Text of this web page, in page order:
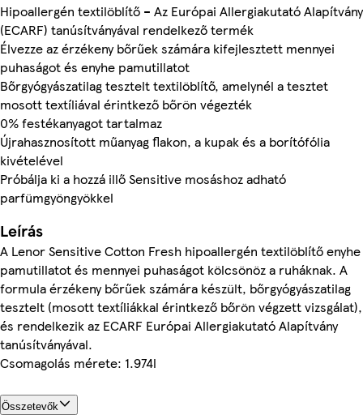
Hipoallergén textilöblítő – Az Európai Allergiakutató Alapítvány
(ECARF) tanúsítványával rendelkező termék
Élvezze az érzékeny bőrűek számára kifejlesztett mennyei
puhaságot és enyhe pamutillatot
Bőrgyógyászatilag tesztelt textilöblítő, amelynél a tesztet
mosott textíliával érintkező bőrön végezték
0% festékanyagot tartalmaz
Újrahasznosított műanyag flakon, a kupak és a borítófólia
kivételével
Próbálja ki a hozzá illő Sensitive mosáshoz adható
parfümgyöngyökkel
Leírás
A Lenor Sensitive Cotton Fresh hipoallergén textilöblítő enyhe
pamutillatot és mennyei puhaságot kölcsönöz a ruháknak. A
formula érzékeny bőrűek számára készült, bőrgyógyászatilag
tesztelt (mosott textíliákkal érintkező bőrön végzett vizsgálat),
és rendelkezik az ECARF Európai Allergiakutató Alapítvány
tanúsítványával.
Csomagolás mérete: 1.974l
Összetevők